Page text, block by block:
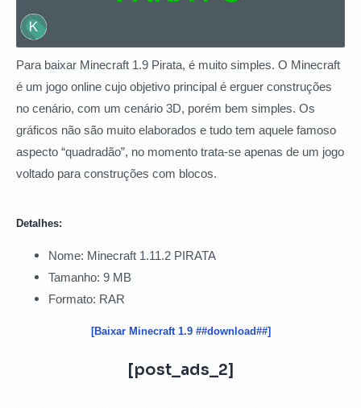
Para baixar Minecraft 1.9 Pirata, é muito simples. O Minecraft
é um jogo online cujo objetivo principal é erguer construções
no cenário, com um cenário 3D, porém bem simples. Os
gráficos não são muito elaborados e tudo tem aquele famoso
aspecto “quadradão”, no momento trata-se apenas de um jogo
voltado para construções com blocos.
Detalhes:
Nome: Minecraft 1.11.2 PIRATA
Tamanho: 9 MB
Formato: RAR
[Baixar Minecraft 1.9 ##download##]
[post_ads_2]